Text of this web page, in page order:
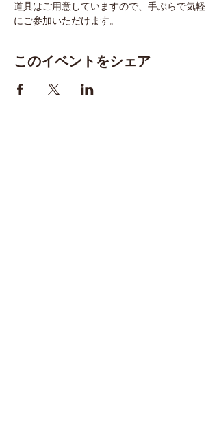
道具はご用意していますので、手ぶらで気軽
にご参加いただけます。
このイベントをシェア